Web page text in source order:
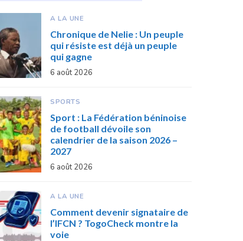
A LA UNE
Chronique de Nelie : Un peuple
qui résiste est déjà un peuple
qui gagne
6 août 2026
SPORTS
Sport : La Fédération béninoise
de football dévoile son
calendrier de la saison 2026 –
2027
6 août 2026
A LA UNE
Comment devenir signataire de
l’IFCN ? TogoCheck montre la
voie